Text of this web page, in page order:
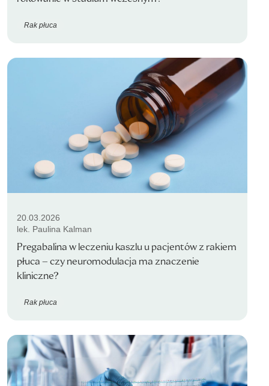
Rak płuca
20.03.2026
lek. Paulina Kalman
Pregabalina w leczeniu kaszlu u pacjentów z rakiem
płuca – czy neuromodulacja ma znaczenie
kliniczne?
Rak płuca